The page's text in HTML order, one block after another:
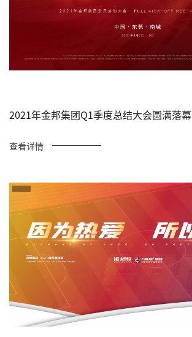
2021年金邦集团Q1季度总结大会圆满落幕
查看详情